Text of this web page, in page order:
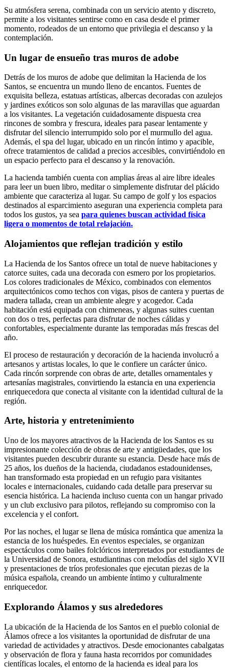
Su atmósfera serena, combinada con un servicio atento y discreto,
permite a los visitantes sentirse como en casa desde el primer
momento, rodeados de un entorno que privilegia el descanso y la
contemplación.
Un lugar de ensueño tras muros de adobe
Detrás de los muros de adobe que delimitan la Hacienda de los
Santos, se encuentra un mundo lleno de encantos. Fuentes de
exquisita belleza, estatuas artísticas, albercas decoradas con azulejos
y jardines exóticos son solo algunas de las maravillas que aguardan
a los visitantes. La vegetación cuidadosamente dispuesta crea
rincones de sombra y frescura, ideales para pasear lentamente y
disfrutar del silencio interrumpido solo por el murmullo del agua.
Además, el spa del lugar, ubicado en un rincón íntimo y apacible,
ofrece tratamientos de calidad a precios accesibles, convirtiéndolo en
un espacio perfecto para el descanso y la renovación.
La hacienda también cuenta con amplias áreas al aire libre ideales
para leer un buen libro, meditar o simplemente disfrutar del plácido
ambiente que caracteriza al lugar. Su campo de golf y los espacios
destinados al esparcimiento aseguran una experiencia completa para
todos los gustos, ya sea para quienes buscan actividad física
ligera o momentos de total relajación.
Alojamientos que reflejan tradición y estilo
La Hacienda de los Santos ofrece un total de nueve habitaciones y
catorce suites, cada una decorada con esmero por los propietarios.
Los colores tradicionales de México, combinados con elementos
arquitectónicos como techos con vigas, pisos de cantera y puertas de
madera tallada, crean un ambiente alegre y acogedor. Cada
habitación está equipada con chimeneas, y algunas suites cuentan
con dos o tres, perfectas para disfrutar de noches cálidas y
confortables, especialmente durante las temporadas más frescas del
año.
El proceso de restauración y decoración de la hacienda involucró a
artesanos y artistas locales, lo que le confiere un carácter único.
Cada rincón sorprende con obras de arte, detalles ornamentales y
artesanías magistrales, convirtiendo la estancia en una experiencia
enriquecedora que conecta al visitante con la identidad cultural de la
región.
Arte, historia y entretenimiento
Uno de los mayores atractivos de la Hacienda de los Santos es su
impresionante colección de obras de arte y antigüedades, que los
visitantes pueden descubrir durante su estancia. Desde hace más de
25 años, los dueños de la hacienda, ciudadanos estadounidenses,
han transformado esta propiedad en un refugio para visitantes
locales e internacionales, cuidando cada detalle para preservar su
esencia histórica. La hacienda incluso cuenta con un hangar privado
y un club exclusivo para pilotos, reflejando su compromiso con la
excelencia y el confort.
Por las noches, el lugar se llena de música romántica que ameniza la
estancia de los huéspedes. En eventos especiales, se organizan
espectáculos como bailes folclóricos interpretados por estudiantes de
la Universidad de Sonora, estudiantinas con melodías del siglo XVII
y presentaciones de tríos profesionales que ejecutan piezas de la
música española, creando un ambiente íntimo y culturalmente
enriquecedor.
Explorando Álamos y sus alrededores
La ubicación de la Hacienda de los Santos en el pueblo colonial de
Álamos ofrece a los visitantes la oportunidad de disfrutar de una
variedad de actividades y atractivos. Desde emocionantes cabalgatas
y observación de flora y fauna hasta recorridos por comunidades
científicas locales, el entorno de la hacienda es ideal para los